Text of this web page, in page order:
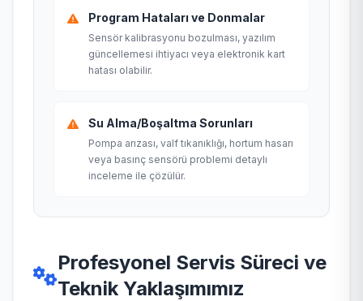
Program Hataları ve Donmalar
Sensör kalibrasyonu bozulması, yazılım
güncellemesi ihtiyacı veya elektronik kart
hatası olabilir.
Su Alma/Boşaltma Sorunları
Pompa arızası, valf tıkanıklığı, hortum hasarı
veya basınç sensörü problemi detaylı
inceleme ile çözülür.
Profesyonel Servis Süreci ve
Teknik Yaklaşımımız